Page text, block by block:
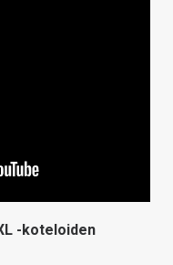
-koteloiden